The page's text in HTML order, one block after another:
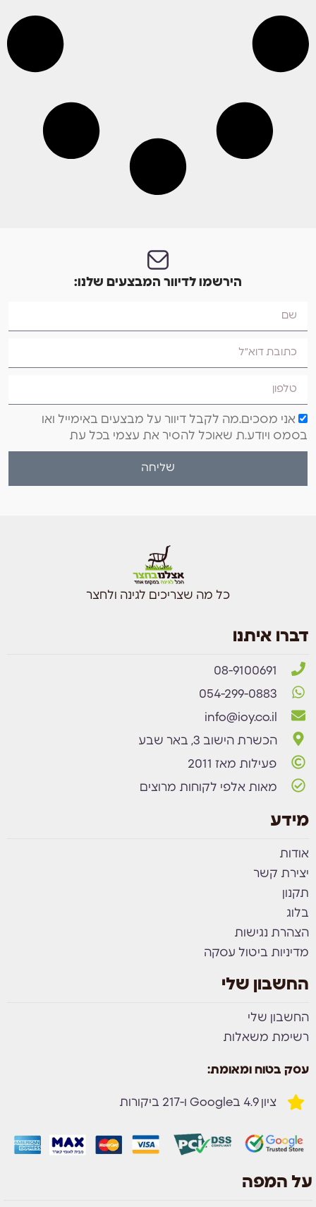
הירשמו לדיוור המבצעים שלנו:
אני מסכים.מה לקבל דיוור על מבצעים באימייל ואו
בסמס ויודע.ת שאוכל להסיר את עצמי בכל עת
שליחה
כל מה שצריכים לגינה ולחצר
דברו איתנו
08-9100691
054-299-0883
info@ioy.co.il
הכשרת הישוב 3, באר שבע
פעילות מאז 2011
מאות אלפי לקוחות מרוצים
מידע
אודות
יצירת קשר
תקנון
בלוג
הצהרת נגישות
מדיניות ביטול עסקה
החשבון שלי
החשבון שלי
רשימת משאלות
עסק בטוח ומאומת:
ציון 4.9 בGoogle ו-217 ביקורות
על המפה